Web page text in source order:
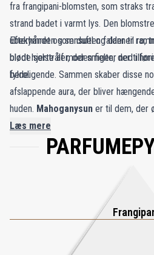
fra frangipani-blomsten, som straks
strand badet i varmt lys. Den
ubekymret og sensuel og danner
blødt hjerte af moden figen, der
fylde.
Efterhånden som duften falder til ro,
bløde solstråler, der smelter ned i
beroligende. Sammen skaber disse
afslappende aura, der bliver
huden. Mahoganysun er til dem, der
minde med sig overalt – glædesfyldt,
Læs mere